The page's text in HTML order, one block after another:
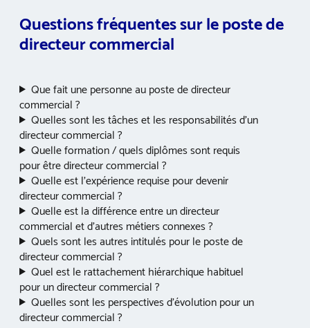
Questions fréquentes sur le poste de
directeur commercial
Que fait une personne au poste de directeur
commercial ?
Quelles sont les tâches et les responsabilités d’un
directeur commercial ?
Quelle formation / quels diplômes sont requis
pour être directeur commercial ?
Quelle est l’expérience requise pour devenir
directeur commercial ?
Quelle est la différence entre un directeur
commercial et d’autres métiers connexes ?
Quels sont les autres intitulés pour le poste de
directeur commercial ?
Quel est le rattachement hiérarchique habituel
pour un directeur commercial ?
Quelles sont les perspectives d’évolution pour un
directeur commercial ?